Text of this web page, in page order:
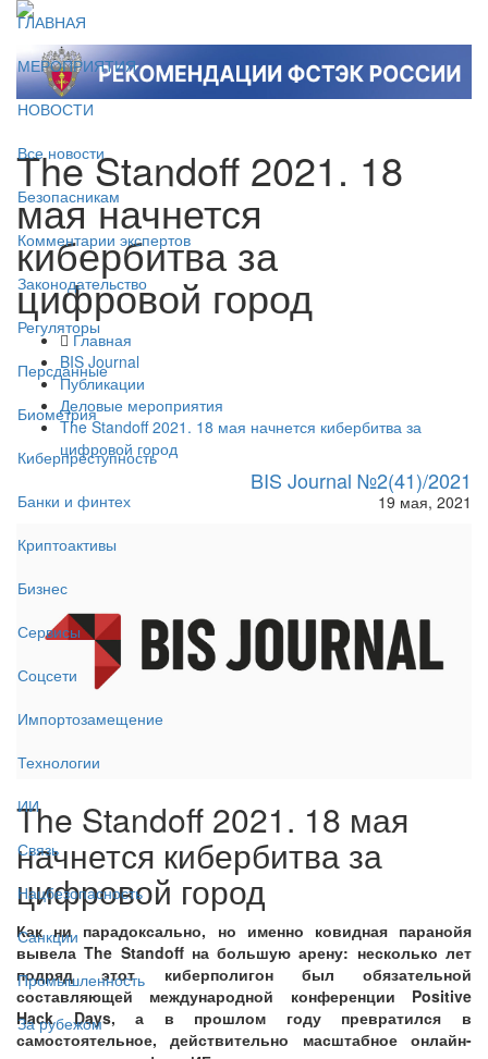
ГЛАВНАЯ
МЕРОПРИЯТИЯ
НОВОСТИ
Все новости
Безопасникам
Комментарии экспертов
Законодательство
Регуляторы
Персданные
Биометрия
Киберпреступность
Банки и финтех
Криптоактивы
Бизнес
Сервисы
Соцсети
Импортозамещение
Технологии
ИИ
Связь
Нацбезопасность
Санкции
Промышленность
За рубежом
The Standoff 2021. 18
мая начнется
кибербитва за
цифровой город
Главная
BIS Journal
Публикации
Деловые мероприятия
The Standoff 2021. 18 мая начнется кибербитва за
цифровой город
BIS Journal №2(41)/2021
19 мая, 2021
The Standoff 2021. 18 мая
начнется кибербитва за
цифровой город
Как ни парадоксально, но именно ковидная паранойя
вывела The Standoff на большую арену: несколько лет
подряд этот киберполигон был обязательной
составляющей международной конференции Positive
Hack Days, а в прошлом году превратился в
самостоятельное, действительно масштабное онлайн-